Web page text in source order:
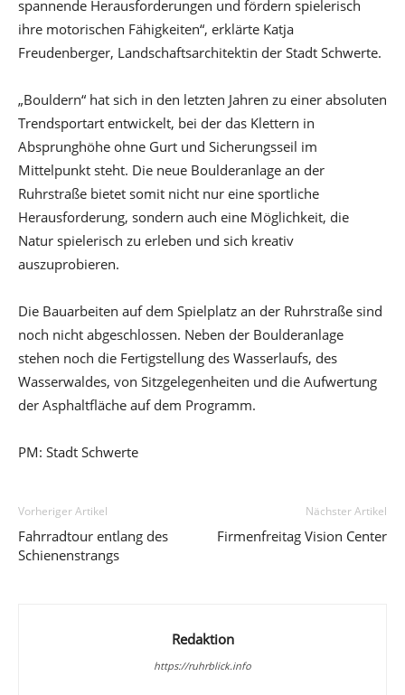
spannende Herausforderungen und fördern spielerisch
ihre motorischen Fähigkeiten“, erklärte Katja
Freudenberger, Landschaftsarchitektin der Stadt Schwerte.
„Bouldern“ hat sich in den letzten Jahren zu einer absoluten
Trendsportart entwickelt, bei der das Klettern in
Absprunghöhe ohne Gurt und Sicherungsseil im
Mittelpunkt steht. Die neue Boulderanlage an der
Ruhrstraße bietet somit nicht nur eine sportliche
Herausforderung, sondern auch eine Möglichkeit, die
Natur spielerisch zu erleben und sich kreativ
auszuprobieren.
Die Bauarbeiten auf dem Spielplatz an der Ruhrstraße sind
noch nicht abgeschlossen. Neben der Boulderanlage
stehen noch die Fertigstellung des Wasserlaufs, des
Wasserwaldes, von Sitzgelegenheiten und die Aufwertung
der Asphaltfläche auf dem Programm.
PM: Stadt Schwerte
Vorheriger Artikel
Fahrradtour entlang des
Schienenstrangs
Nächster Artikel
Firmenfreitag Vision Center
Redaktion
https://ruhrblick.info